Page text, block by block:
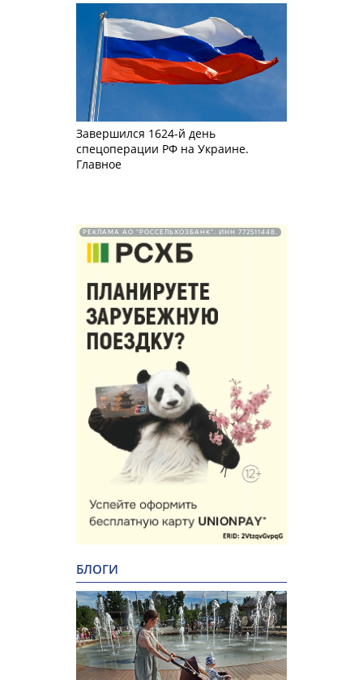
Завершился 1624-й день
спецоперации РФ на Украине.
Главное
РЕКЛАМА АО "РОССЕЛЬХОЗБАНК". ИНН 772511448.
БЛОГИ